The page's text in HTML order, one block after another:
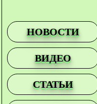
НОВОСТИ
ВИДЕО
СТАТЬИ